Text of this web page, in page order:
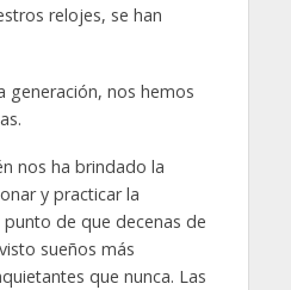
relojes, se han
generación, nos hemos
nos ha brindado la
y practicar la
de que decenas de
sueños más
que nunca. Las